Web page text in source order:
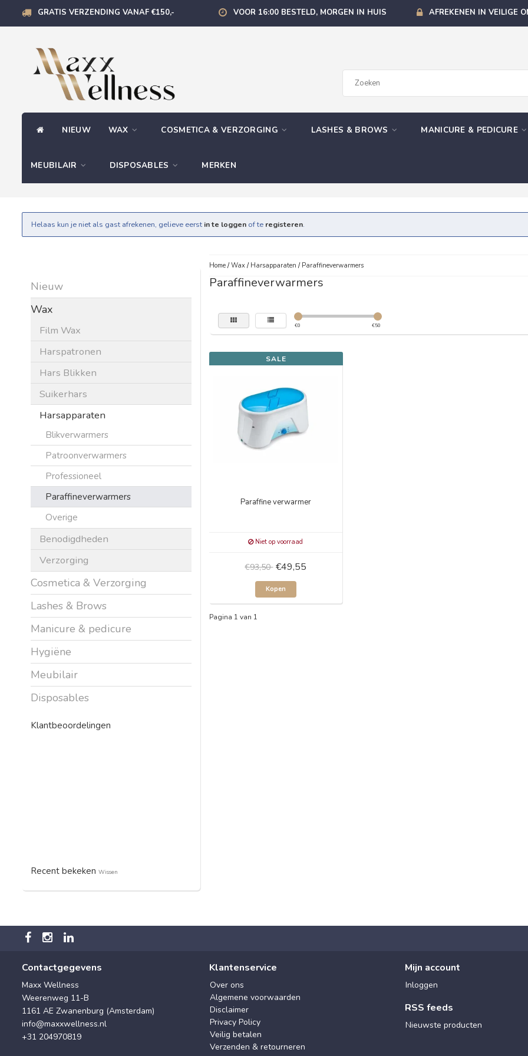
GRATIS VERZENDING VANAF €150,- VOOR 16:00 BESTELD, MORGEN IN HUIS AFREKENEN IN VEILIGE
NIEUW WAX COSMETICA & VERZORGING LASHES & BROWS MANICURE & PEDICURE
MEUBILAIR DISPOSABLES MERKEN
Helaas kun je niet als gast afrekenen, gelieve eerst in te loggen of te registeren.
Nieuw
Wax
Film Wax
Harspatronen
Hars Blikken
Suikerhars
Harsapparaten
Blikverwarmers
Patroonverwarmers
Professioneel
Paraffineverwarmers
Overige
Benodigdheden
Verzorging
Cosmetica & Verzorging
Lashes & Brows
Manicure & pedicure
Hygiëne
Meubilair
Disposables
Klantbeoordelingen
Recent bekeken Wissen
Home/Wax/ Harsapparaten / Paraffineverwarmers
Paraffineverwarmers
€0 €50
SALE
Paraffine verwarmer
Niet op voorraad
€93,50 €49,55
Kopen
Pagina 1 van 1
Contactgegevens
Maxx Wellness
Weerenweg 11-B
1161 AE Zwanenburg (Amsterdam)
info@maxxwellness.nl
+31 204970819
Klantenservice
Over ons
Algemene voorwaarden
Disclaimer
Privacy Policy
Veilig betalen
Verzenden & retourneren
Mijn account
Inloggen
RSS feeds
Nieuwste producten